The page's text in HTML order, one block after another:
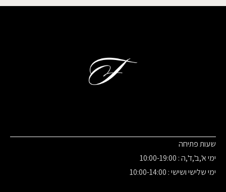
שעות פתיחה
ימי א',ב',ד',ה : 10:00-19:00
ימי שלישי ושישי : 10:00-14:00